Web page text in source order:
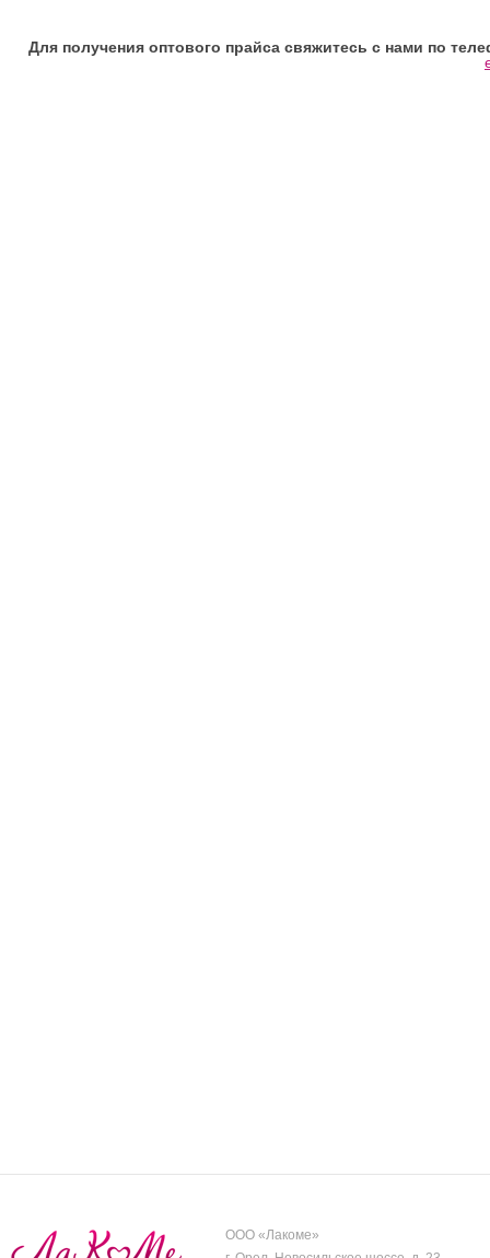
Для получения оптового прайса свяжитесь с нами по
ООО «Лакоме»